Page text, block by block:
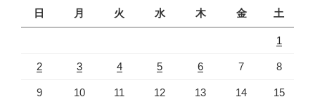
日
月 火 水 木 金 土
1
2 3 4 5 6 7 8
9 10 11 12 13 14 15